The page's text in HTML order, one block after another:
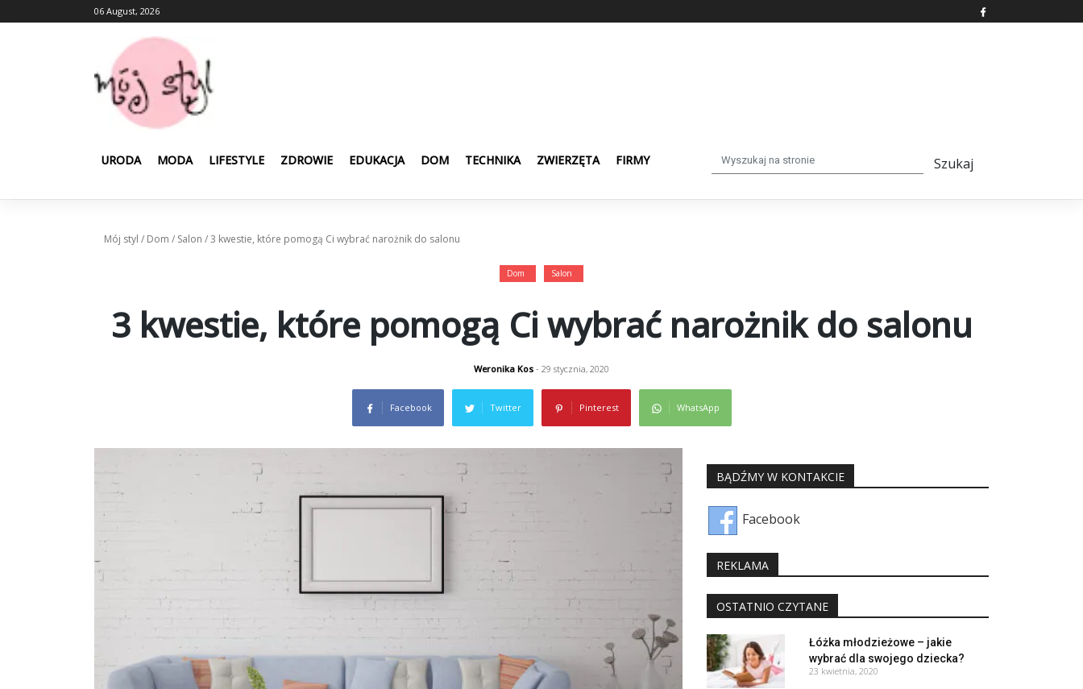
to
06 August, 2026
URODA MODA LIFESTYLE ZDROWIE EDUKACJA DOM TECHNIKA ZWIERZĘTA FIRMY
Mój styl / Dom / Salon /3 kwestie, które pomogą Ci wybrać narożnik do salonu
Dom Salon
3 kwestie, które pomogą Ci wybrać narożnik do salonu
Weronika Kos - 29 stycznia, 2020
Facebook Twitter Pinterest WhatsApp
BĄDŹMY W KONTAKCIE
Facebook
REKLAMA
OSTATNIO CZYTANE
Łóżka młodzieżowe – jakie
wybrać dla swojego dziecka?
23 kwietnia, 2020